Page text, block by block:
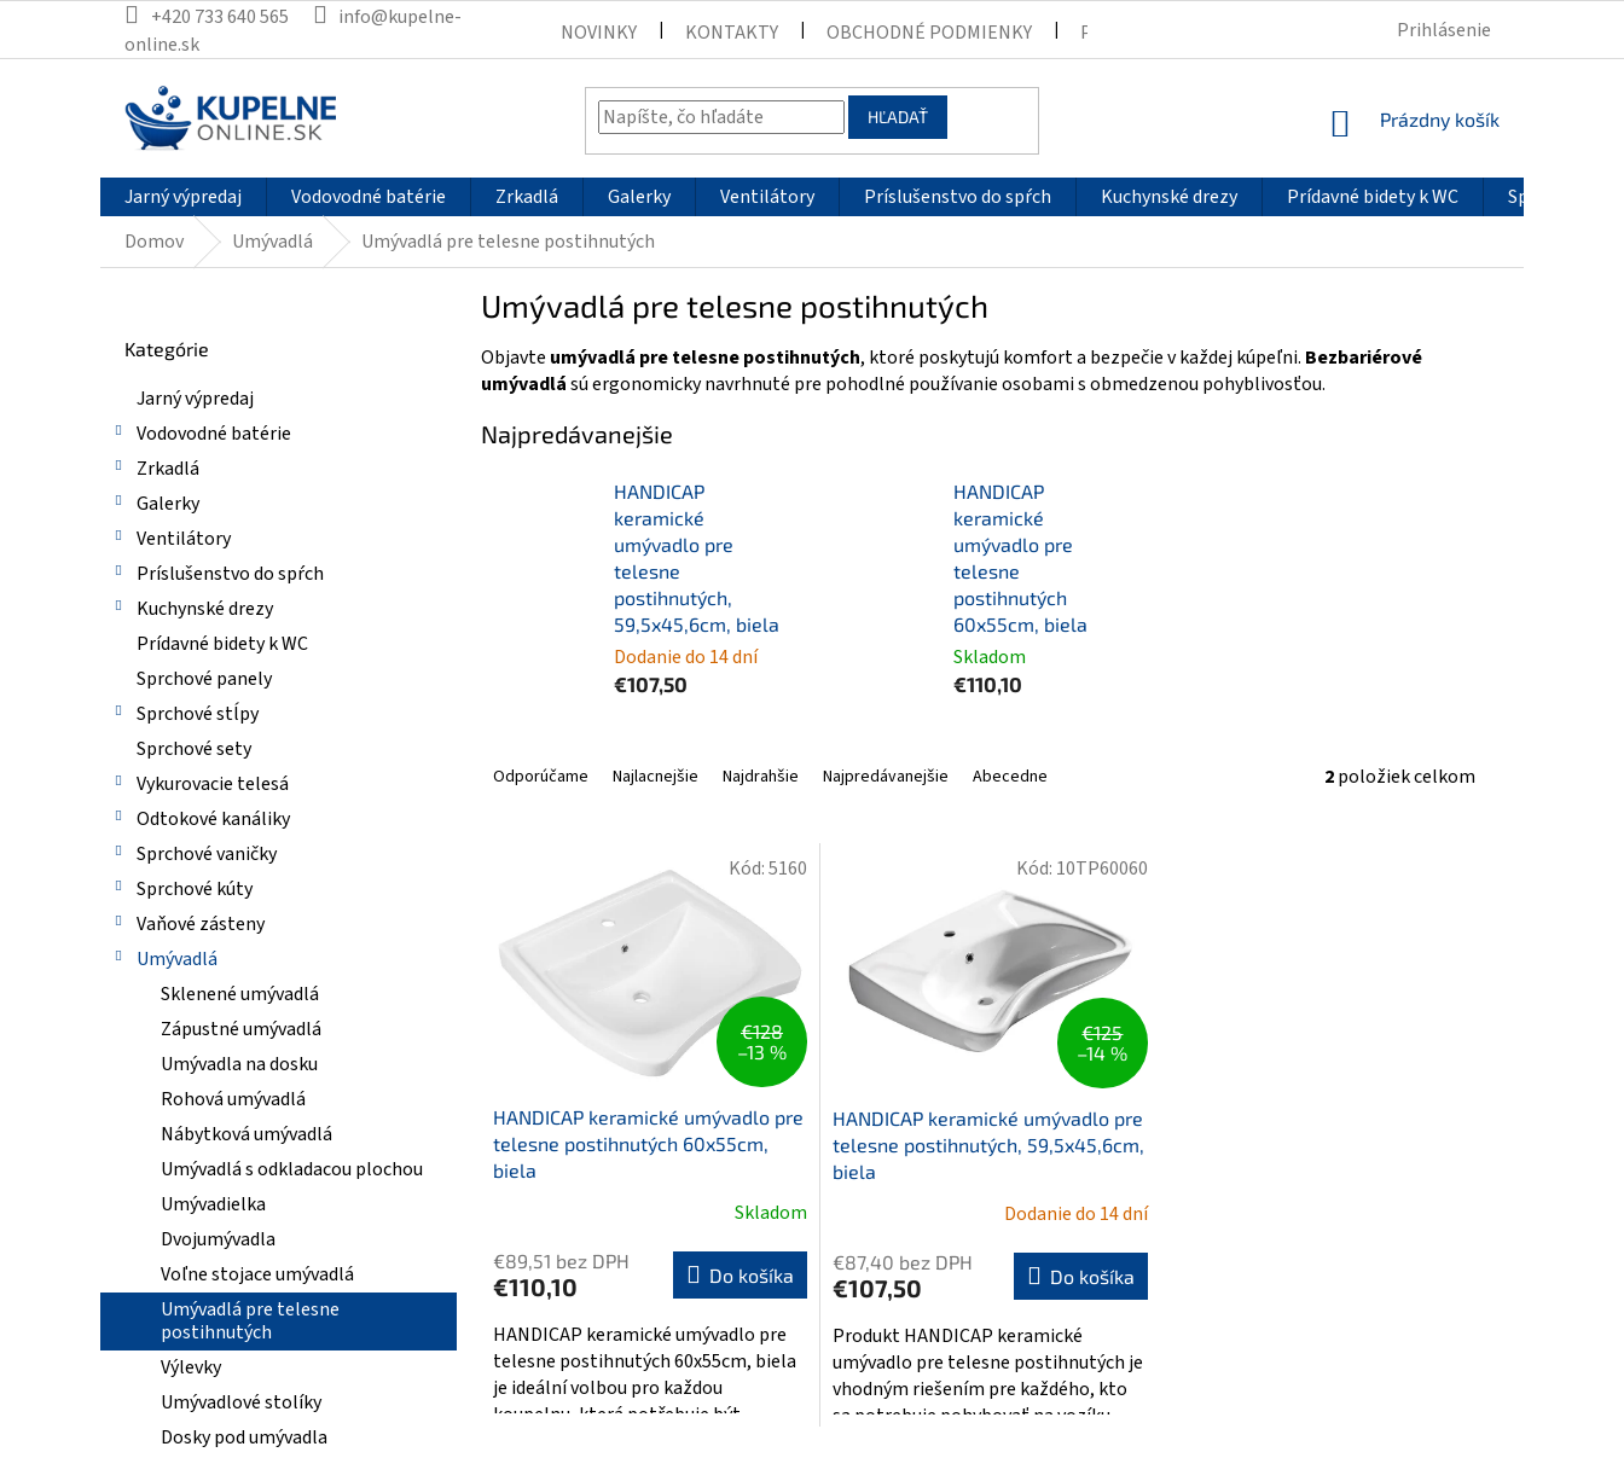
obsah
+420 733 640 565
info@kupelne-
online.sk
NOVINKY KONTAKTY OBCHODNÉ PODMIENKY PODMIENKY OCHRANY OSOBNÝCH ÚDAJOV REKLAMÁCIE
Prihlásenie
HĽADAŤ
NÁKUPNÝ
Prázdny košík
Jarný výpredaj Vodovodné batérie Zrkadlá Galerky Ventilátory Príslušenstvo do spŕch Kuchynské drezy Prídavné bidety k WC
Sprchové
Domov
Umývadlá Umývadlá pre telesne postihnutých
kategórie
Kategórie
Jarný výpredaj
Vodovodné batérie
Zrkadlá
Galerky
Ventilátory
Príslušenstvo do spŕch
Kuchynské drezy
Prídavné bidety k WC
Sprchové panely
Sprchové stĺpy
Sprchové sety
Vykurovacie telesá
Odtokové kanáliky
Sprchové vaničky
Sprchové kúty
Vaňové zásteny
Umývadlá
Sklenené umývadlá
Zápustné umývadlá
Umývadla na dosku
Rohová umývadlá
Nábytková umývadlá
Umývadlá s odkladacou plochou
Umývadielka
Dvojumývadla
Voľne stojace umývadlá
Umývadlá pre telesne
postihnutých
Výlevky
Umývadlové stolíky
Dosky pod umývadla
Umývadlá pre telesne postihnutých
Objavte umývadlá pre telesne postihnutých, ktoré poskytujú komfort a bezpečie v každej kúpeľni. Bezbariérové
umývadlású ergonomicky navrhnuté pre pohodlné používanie osobami s obmedzenou pohyblivosťou.
Najpredávanejšie
HANDICAP
keramické
umývadlo pre
telesne
postihnutých,
59,5x45,6cm, biela
Dodanie do 14 dní
€107,50
HANDICAP
keramické
umývadlo pre
telesne
postihnutých
60x55cm, biela
Skladom
€110,10
Odporúčame Najlacnejšie Najdrahšie Najpredávanejšie Abecedne 2položiek celkom
€128
–13 %
HANDICAP keramické umývadlo pre
telesne postihnutých 60x55cm,
biela
produktu
je
5,0
z
5
hviezdičiek.
Skladom
€89,51 bez DPH
€110,10 Do košíka
HANDICAP keramické umývadlo pre
telesne postihnutých 60x55cm, biela
je ideální volbou pro každou
koupelnu, která potřebuje být...
Kód:5160
€125
–14 %
HANDICAP keramické umývadlo pre
telesne postihnutých, 59,5x45,6cm,
biela
Dodanie do 14 dní
€87,40 bez DPH
€107,50 Do košíka
Produkt HANDICAP keramické
umývadlo pre telesne postihnutých je
vhodným riešením pre každého, kto
sa potrebuje pohybovať na vozíku
Kód: 10TP60060